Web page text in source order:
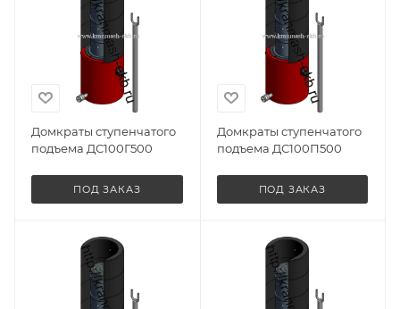
Домкраты ступенчатого
подъема ДС100Г500
ПОД ЗАКАЗ
Домкраты ступенчатого
подъема ДС100П500
ПОД ЗАКАЗ